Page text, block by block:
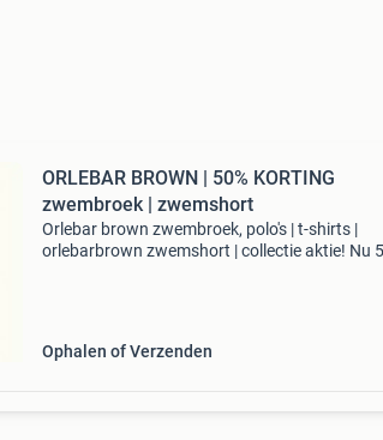
ORLEBAR BROWN | 50% KORTING
zwembroek | zwemshort
Orlebar brown zwembroek, polo's | t-shirts |
orlebarbrown zwemshort | collectie aktie! Nu
Ophalen of Verzenden